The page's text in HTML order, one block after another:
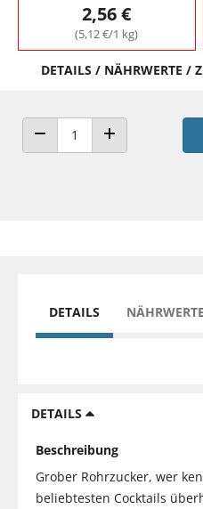
2,56 €
(5,12 €/1 kg)
DETAILS / NÄHRWERTE /
ANZAHL VERRINGERNANZAHL ERHÖHEN
DETAILS NÄHRWERTE
DETAILS
Beschreibung
Grober Rohrzucker, wer
beliebtesten Cocktails